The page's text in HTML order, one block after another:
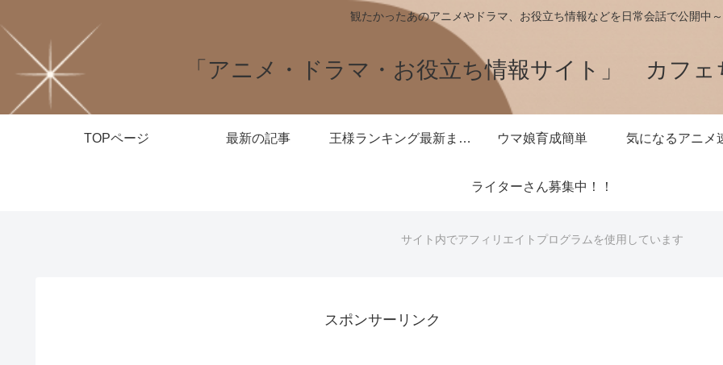
観たかったあのアニメやドラマ、お役立ち情報などを日常会話で公開中～
「アニメ・ドラマ・お役立ち情報サイト」 カフェ
TOPページ 最新の記事 王様ランキング最新まとめ ウマ娘育成簡単 気になるアニメ
ライターさん募集中！！
サイト内でアフィリエイトプログラムを使用しています
スポンサーリンク